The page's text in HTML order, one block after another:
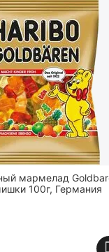
мармелад
100г, Германия